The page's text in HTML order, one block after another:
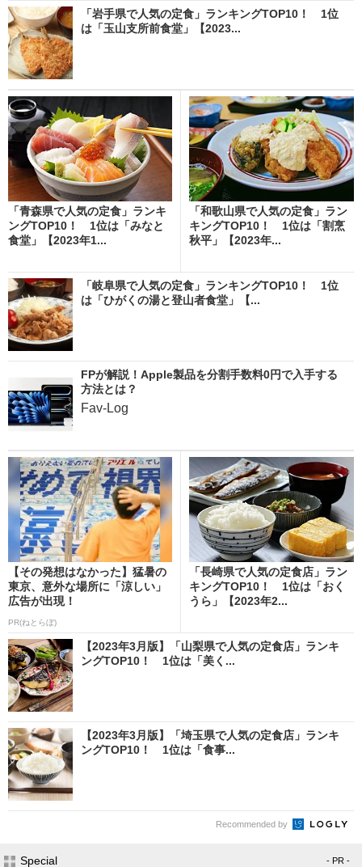
「岩手県で人気の定食」ランキングTOP10！ 1位
は「玉山支所前食堂」【2023...
「青森県で人気の定食」ランキ
ングTOP10！ 1位は「みなと
食堂」【2023年1...
「和歌山県で人気の定食」ラン
キングTOP10！ 1位は「割烹
秋平」【2023年...
「岐阜県で人気の定食」ランキングTOP10！ 1位
は「ひがくの湯と登山者食堂」【...
FPが解説！Apple製品を分割手数料0円で入手する
方法とは？
Fav-Log
【その発想はなかった】猛暑の
東京、意外な場所に「涼しい」
広告が出現！
PR(ねとらぼ)
「長崎県で人気の定食店」ラン
キングTOP10！ 1位は「おく
うら」【2023年2...
【2023年3月版】「山梨県で人気の定食店」ランキ
ングTOP10！ 1位は「美く...
【2023年3月版】「埼玉県で人気の定食店」ランキ
ングTOP10！ 1位は「食事...
Recommended by
Special - PR -